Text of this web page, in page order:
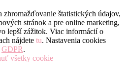
zhromažďovanie štatistických údajov,
stránok a pre online marketing,
lepší zážitok. Viac informácií o
nájdete tu. Nastavenia cookies
GDPR.
všetky cookie